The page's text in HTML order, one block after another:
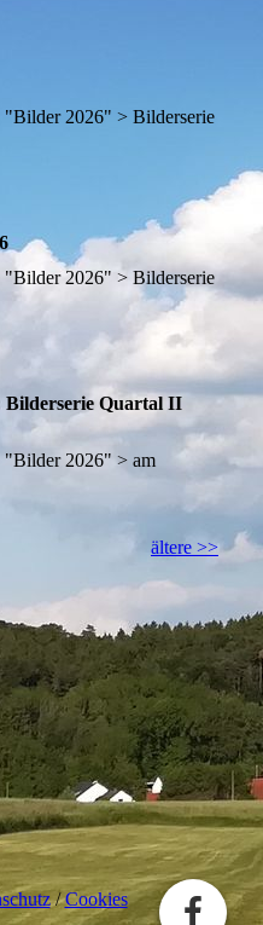
2026" > Bilderserie
2026" > Bilderserie
Bilderserie Quartal II
2026" > am
ältere >>
/Cookies